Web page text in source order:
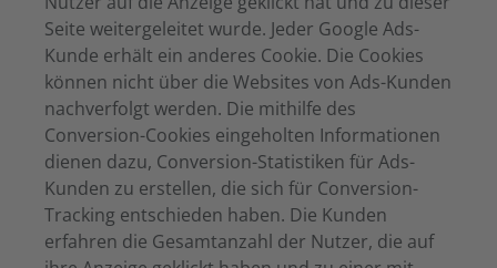
Seite weitergeleitet wurde. Jeder Google Ads-
Kunde erhält ein anderes Cookie. Die Cookies
können nicht über die Websites von Ads-Kunden
nachverfolgt werden. Die mithilfe des
Conversion-Cookies eingeholten Informationen
dienen dazu, Conversion-Statistiken für Ads-
Kunden zu erstellen, die sich für Conversion-
Tracking entschieden haben. Die Kunden
erfahren die Gesamtanzahl der Nutzer, die auf